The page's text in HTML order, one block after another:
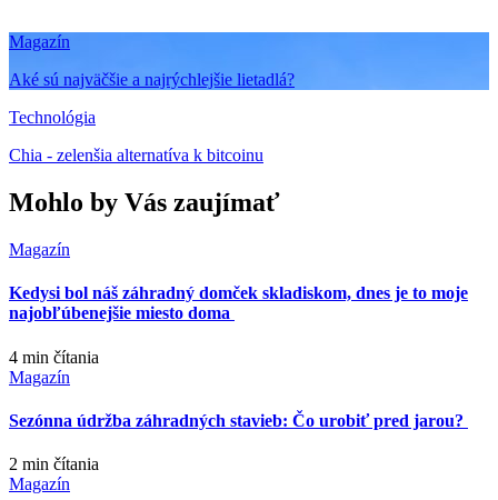
Magazín
Aké sú najväčšie a najrýchlejšie lietadlá?
Technológia
Chia - zelenšia alternatíva k bitcoinu
Mohlo by Vás zaujímať
Magazín
Kedysi bol náš záhradný domček skladiskom, dnes je to moje
najobľúbenejšie miesto doma
4 min čítania
Magazín
Sezónna údržba záhradných stavieb: Čo urobiť pred jarou?
2 min čítania
Magazín